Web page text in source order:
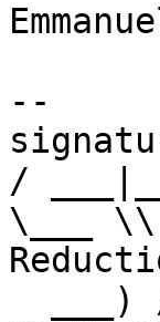
--
/
\___